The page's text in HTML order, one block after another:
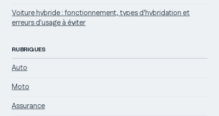
Voiture hybride : fonctionnement, types d'hybridation et
erreurs d'usage à éviter
RUBRIQUES
Auto
Moto
Assurance